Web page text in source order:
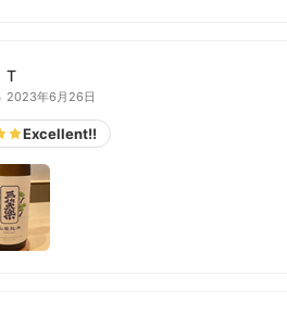
T
2023年6月26日
Excellent!!